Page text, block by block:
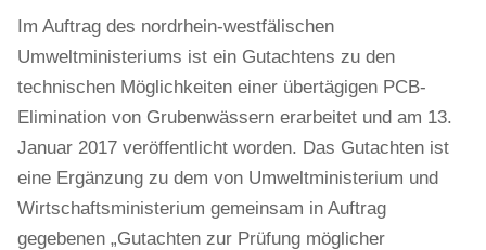
Im Auftrag des nordrhein-westfälischen
Umweltministeriums ist ein Gutachtens zu den
technischen Möglichkeiten einer übertägigen PCB-
Elimination von Grubenwässern erarbeitet und am 13.
Januar 2017 veröffentlicht worden. Das Gutachten ist
eine Ergänzung zu dem von Umweltministerium und
Wirtschaftsministerium gemeinsam in Auftrag
gegebenen „Gutachten zur Prüfung möglicher